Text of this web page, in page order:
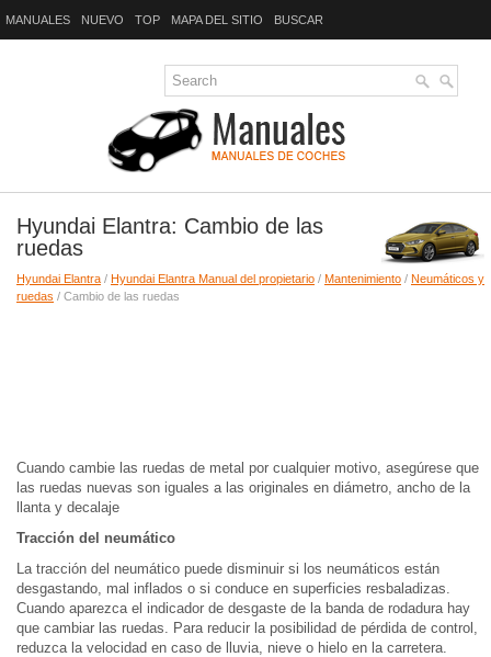
MANUALES NUEVO TOP MAPA DEL SITIO BUSCAR
Hyundai Elantra: Cambio de las
ruedas
Hyundai Elantra / Hyundai Elantra Manual del propietario / Mantenimiento / Neumáticos y
ruedas / Cambio de las ruedas
Cuando cambie las ruedas de metal por cualquier motivo, asegúrese que
las ruedas nuevas son iguales a las originales en diámetro, ancho de la
llanta y decalaje
Tracción del neumático
La tracción del neumático puede disminuir si los neumáticos están
desgastando, mal inflados o si conduce en superficies resbaladizas.
Cuando aparezca el indicador de desgaste de la banda de rodadura hay
que cambiar las ruedas. Para reducir la posibilidad de pérdida de control,
reduzca la velocidad en caso de lluvia, nieve o hielo en la carretera.